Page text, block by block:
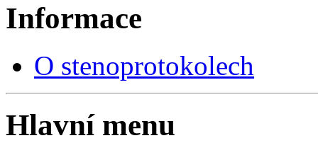
Informace
O stenoprotokolech
Hlavní menu